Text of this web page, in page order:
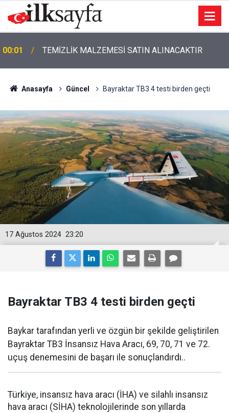
00:01 TEMİZLİK MALZEMESİ SATIN ALINACAKTIR
Anasayfa Güncel Bayraktar TB3 4 testi birden geçti
23:20
17 Ağustos 2024
Bayraktar TB3 4 testi birden geçti
Baykar tarafından yerli ve özgün bir şekilde geliştirilen
Bayraktar TB3 İnsansız Hava Aracı, 69, 70, 71 ve 72.
uçuş denemesini de başarı ile sonuçlandırdı..
Türkiye, insansız hava aracı (İHA) ve silahlı insansız
hava aracı (SİHA) teknolojilerinde son yıllarda